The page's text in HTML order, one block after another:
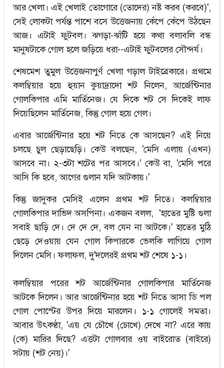
আর খেলা। এই খেলাই তোগোরে (তোদের) নষ্ট করব (করবে)',
সেই লোকটা পর্যন্ত পাশে বসে উত্তেজনায় কেঁপে কেঁপে উঠছেন
আজ। এটাই ফুটবল। ঝগড়া-ঝাঁটি হয়ে কথা বলাবলি বন্ধ
মানুষটাকে গোল হলে জড়িয়ে ধরা--এটাই ফুটবলের সৌন্দর্য।
শেষমেশ তুমুল উত্তেজনাপুর্ণ খেলা গড়াল টাইব্রেকারে। প্রথমে
কলম্বিয়ার হয়ে হুয়ান কুয়াদ্রাদো শট নিলেন, আর্জেন্টিনার
গোলকিপার এমি মার্তিনেজ। যে দিকে শট সে দিকেই লাফ
দিয়েছিলেন মার্তিনেজ, কিন্তু গোল হয়ে গেল।
এবার আর্জেন্টিনার হয়ে শট নিতে কে আসছেন? এই নিয়ে
চলছে চুল ছেড়াছেড়ি। কেউ বলছেন, 'মেসি এলায় (এখন)
আসবে না। ২-৩টা শটের পর আসবে।' কেউ বা, 'মেসি পরে
আসি কি হবে, আগের গুলান যদি আটকায়।'
কিন্তু জাদুকর মেসিই এলেন প্রথম শট নিতে। কলম্বিয়ার
গোলকিপার দাভিদ অসপিনা। একজন বলল, 'হাতের মুষ্টি গুলা
সবাই ছাড়ি দে। দে দে দে, বল যেন না আটকে।' হাতের মুঠি
ছেড়ে দেওয়ায় যেন গোল কিপারকে ভেলকি লাগিয়ে গোল
দিলেন মেসি। ফলাফল, দু'দলেরই প্রথম শট শেষে ১-১।
কলম্বিয়ার পরের শট আর্জেন্টিনার গোলকিপার মার্তিনেজ
আটকে দিলেন। আর আর্জেন্টিনার হয়ে শট নিতে আসা ডি পল
গোল পোস্টের উপর দিয়ে মারলেন। ১-১ গোলেই সমতা।
আবার উৎকণ্ঠা, 'এয় যে চৌখে (চোখে) দেখে না? এরে কায়
(কে) মারির দিছে? এত্তটা গোলবার ওয় বাইরোত (বাইরে)
সটায় (শট নেয়)।'